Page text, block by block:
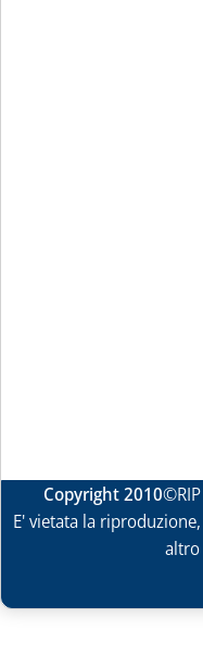
Copyright 2010
E' vietata la
altro